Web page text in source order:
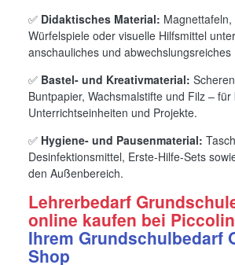
✅ Didaktisches Material:
Würfelspiele oder visuelle Hilfsmittel
anschauliches und abwechslungsreiches
✅ Bastel- und Kreativmaterial:
Buntpapier, Wachsmalstifte und Filz – für
Unterrichtseinheiten und Projekte.
✅ Hygiene- und Pausenmaterial:
Desinfektionsmittel, Erste-Hilfe-Sets
den Außenbereich.
Lehrerbedarf
online kaufen bei
Ihrem Grundschulbedarf
Shop